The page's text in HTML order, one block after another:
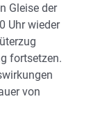
Gleise der
Uhr wieder
fortsetzen.
von